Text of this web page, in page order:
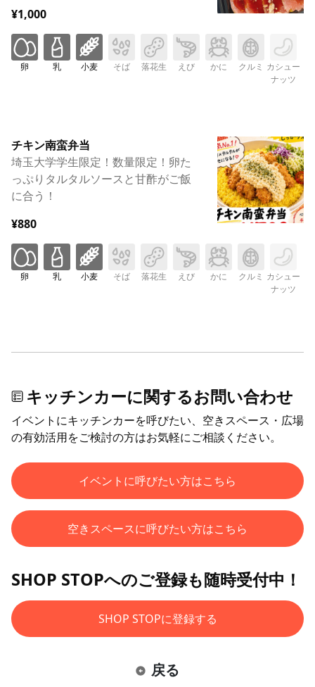
¥1,000
卵 乳 小麦 そば 落花生 えび かに クルミ カシュー
ナッツ
チキン南蛮弁当
埼玉大学学生限定！数量限定！卵た
っぷりタルタルソースと甘酢がご飯
に合う！
¥880
卵 乳 小麦 そば 落花生 えび かに クルミ カシュー
ナッツ
キッチンカーに関するお問い合わせ
イベントにキッチンカーを呼びたい、空きスペース・広場
の有効活用をご検討の方はお気軽にご相談ください。
イベントに呼びたい方はこちら
空きスペースに呼びたい方はこちら
SHOP STOPへのご登録も随時受付中！
SHOP STOPに登録する
戻る